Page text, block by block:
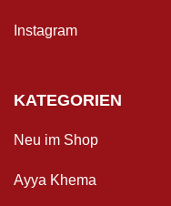
Instagram
KATEGORIEN
Neu im Shop
Ayya Khema